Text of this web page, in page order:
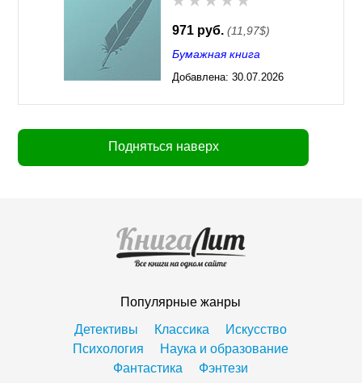
971 руб. (11,97$)
Бумажная книга
Добавлена: 30.07.2026
Подняться наверх
Популярные жанры
Детективы
Классика
Искусство
Психология
Наука и образование
Фантастика
Фэнтези